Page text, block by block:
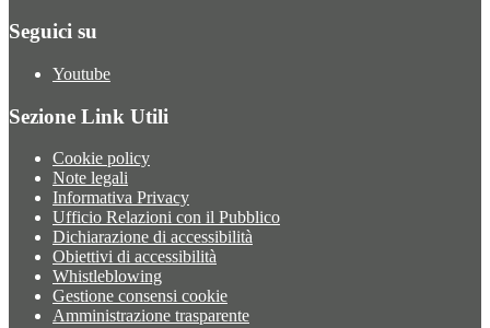
Seguici su
Youtube
Sezione Link Utili
Cookie policy
Note legali
Informativa Privacy
Ufficio Relazioni con il Pubblico
Dichiarazione di accessibilità
Obiettivi di accessibilità
Whistleblowing
Gestione consensi cookie
Amministrazione trasparente